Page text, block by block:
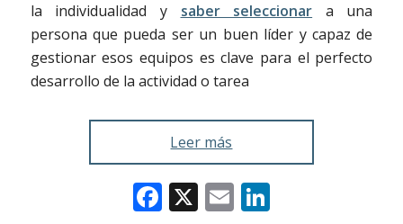
la individualidad y saber seleccionar a una
persona que pueda ser un buen líder y capaz de
gestionar esos equipos es clave para el perfecto
desarrollo de la actividad o tarea
Leer más
Facebook
X EmailLinkedIn